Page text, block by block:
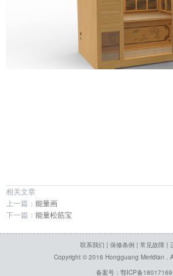
├─智能除湿系列
┗━竹艺系列
┗━正确使用
┗━保修条例
相关文章
上一篇： 能量画
下一篇： 能量松筋宝
联系我们 | 保修条例 | 常见故障|
Copyright © 2016 Hongguang Meridian .
备案号：鄂ICP备